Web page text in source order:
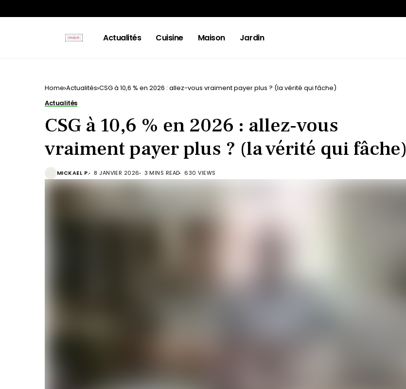
Actualités Cuisine Maison Jardin
Home Actualités CSG à 10,6 % en 2026 : allez-vous vraiment payer plus ? (la vérité qui fâche)
Actualités
CSG à 10,6 % en 2026 : allez-vous
vraiment payer plus ? (la vérité qui fâche)
MICKAEL P. 8 JANVIER 2026 3 MINS READ 630 VIEWS